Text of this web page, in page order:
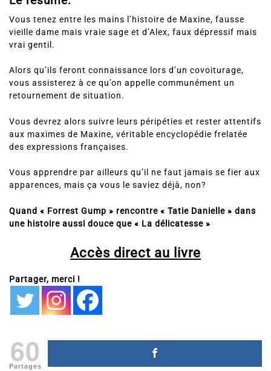
Vous tenez entre les mains l’histoire de Maxine, fausse
vieille dame mais vraie sage et d’Alex, faux dépressif mais
vrai gentil.
Alors qu’ils feront connaissance lors d’un covoiturage,
vous assisterez à ce qu’on appelle communément un
retournement de situation.
Vous devrez alors suivre leurs péripéties et rester attentifs
aux maximes de Maxine, véritable encyclopédie frelatée
des expressions françaises.
Vous apprendre par ailleurs qu’il ne faut jamais se fier aux
apparences, mais ça vous le saviez déjà, non?
Quand « Forrest Gump » rencontre « Tatie Danielle » dans
une histoire aussi douce que « La délicatesse »
Accès direct au livre
Partager, merci !
60
Partages